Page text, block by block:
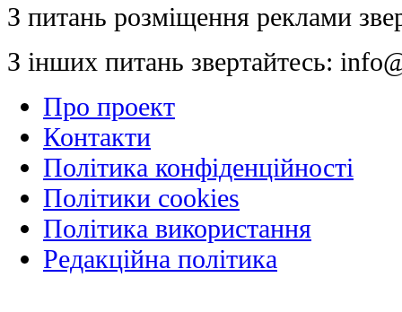
З питань розміщення реклами
З інших питань звертайтесь:
Про проект
Контакти
Політика конфіденційності
Політики cookies
Політика використання
Редакційна політика